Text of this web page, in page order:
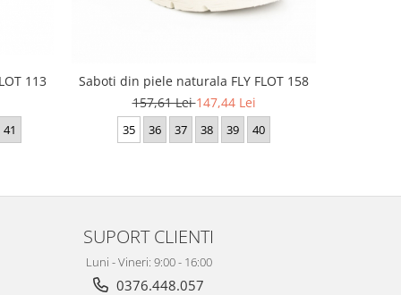
113
41
Saboti din piele naturala FLY FLOT 158
157,61 Lei147,44 Lei
35 36 37 38 39 40
SUPORT CLIENTI
Luni - Vineri: 9:00 - 16:00
0376.448.057